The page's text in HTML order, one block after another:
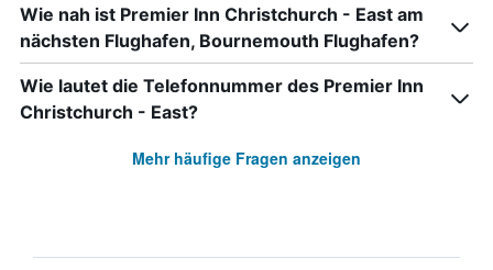
Wie nah ist Premier Inn Christchurch - East am
nächsten Flughafen, Bournemouth Flughafen?
Wie lautet die Telefonnummer des Premier Inn
Christchurch - East?
Mehr häufige Fragen anzeigen